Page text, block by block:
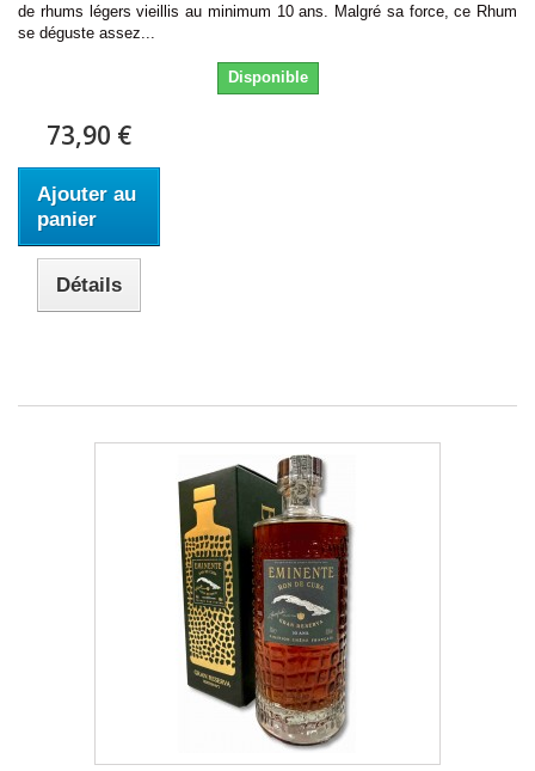
de rhums légers vieillis au minimum 10 ans. Malgré sa force, ce Rhum
se déguste assez...
Disponible
73,90 €
Ajouter au
panier
Détails